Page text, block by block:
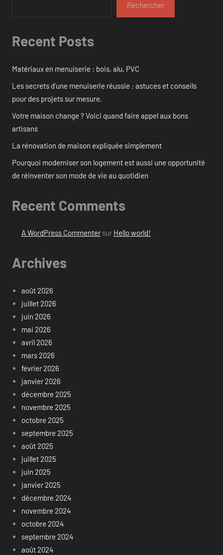
Rechercher
Recent Posts
Matériaux en menuiserie : bois, alu, PVC
Les secrets d’une menuiserie réussie : astuces et conseils
pour des projets sur mesure.
Votre maison change ? Voici quand faire appel aux bons
artisans
La rénovation de maison expliquée simplement
Pourquoi moderniser son logement est aussi une opportunité
de réinventer son mode de vie au quotidien
Recent Comments
A WordPress Commentersur Hello world!
Archives
août 2026
juillet 2026
juin 2026
mai 2026
avril 2026
mars 2026
février 2026
janvier 2026
décembre 2025
novembre 2025
octobre 2025
septembre 2025
août 2025
juillet 2025
juin 2025
janvier 2025
décembre 2024
novembre 2024
octobre 2024
septembre 2024
août 2024